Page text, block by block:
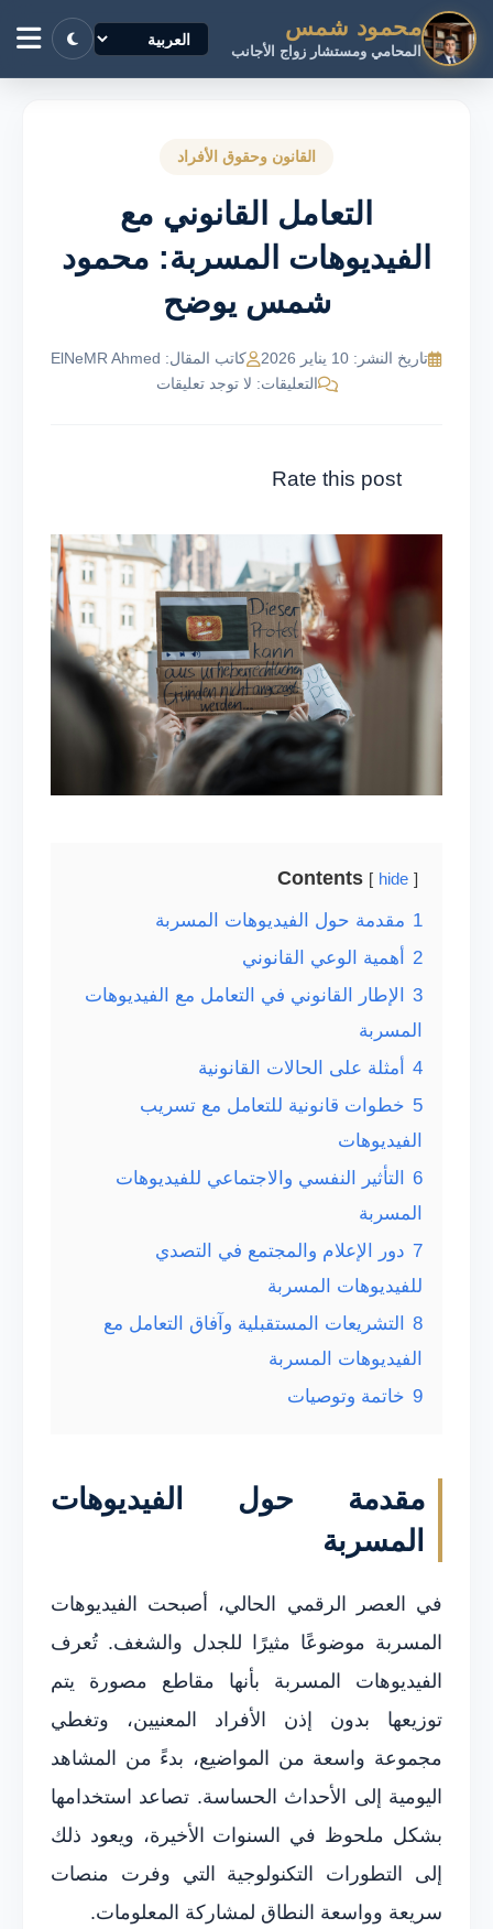
محمود شمس
المحامي ومستشار زواج الأجانب
القانون وحقوق الأفراد
التعامل القانوني مع
الفيديوهات المسربة: محمود
شمس يوضح
تاريخ النشر: 10 يناير 2026
كاتب المقال: ElNeMR Ahmed
التعليقات: لا توجد تعليقات
Rate this post
Contents hide
1 مقدمة حول الفيديوهات المسربة
2
أهمية الوعي القانوني
3
الإطار القانوني في التعامل مع الفيديوهات
المسربة
4
أمثلة على الحالات القانونية
5 خطوات قانونية للتعامل مع تسريب
الفيديوهات
6
التأثير النفسي والاجتماعي للفيديوهات
المسربة
7 دور الإعلام والمجتمع في التصدي
للفيديوهات المسربة
8
التشريعات المستقبلية وآفاق التعامل مع
الفيديوهات المسربة
9 خاتمة وتوصيات
مقدمة حول الفيديوهات
المسربة
في العصر الرقمي الحالي، أصبحت الفيديوهات
المسربة موضوعًا مثيرًا للجدل والشغف. تُعرف
الفيديوهات المسربة بأنها مقاطع مصورة يتم
توزيعها بدون إذن الأفراد المعنيين، وتغطي
مجموعة واسعة من المواضيع، بدءً من المشاهد
اليومية إلى الأحداث الحساسة. تصاعد استخدامها
بشكل ملحوظ في السنوات الأخيرة، ويعود ذلك
إلى التطورات التكنولوجية التي وفرت منصات
سريعة وواسعة النطاق لمشاركة المعلومات.